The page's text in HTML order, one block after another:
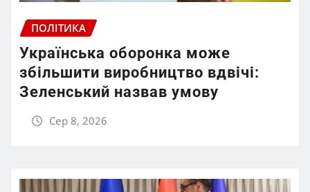
ПОЛІТИКА
Українська оборонка може
збільшити виробництво вдвічі:
Зеленський назвав умову
Сер 8, 2026